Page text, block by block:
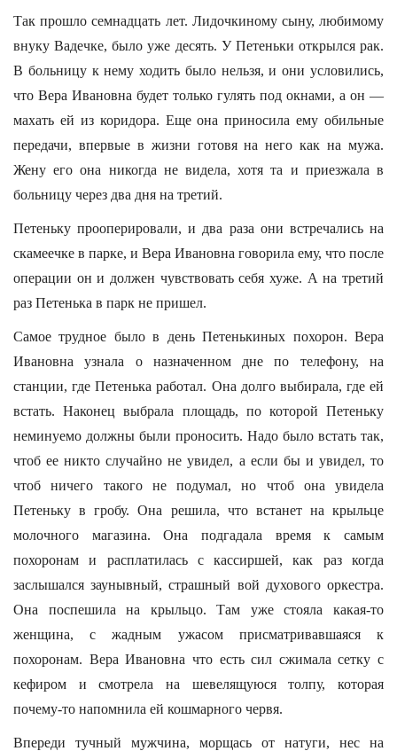
Так прошло семнадцать лет. Лидочкиному сыну, любимому
внуку Вадечке, было уже десять. У Петеньки открылся рак.
В больницу к нему ходить было нельзя, и они условились,
что Вера Ивановна будет только гулять под окнами, а он —
махать ей из коридора. Еще она приносила ему обильные
передачи, впервые в жизни готовя на него как на мужа.
Жену его она никогда не видела, хотя та и приезжала в
больницу через два дня на третий.
Петеньку прооперировали, и два раза они встречались на
скамеечке в парке, и Вера Ивановна говорила ему, что после
операции он и должен чувствовать себя хуже. А на третий
раз Петенька в парк не пришел.
Самое трудное было в день Петенькиных похорон. Вера
Ивановна узнала о назначенном дне по телефону, на
станции, где Петенька работал. Она долго выбирала, где ей
встать. Наконец выбрала площадь, по которой Петеньку
неминуемо должны были проносить. Надо было встать так,
чтоб ее никто случайно не увидел, а если бы и увидел, то
чтоб ничего такого не подумал, но чтоб она увидела
Петеньку в гробу. Она решила, что встанет на крыльце
молочного магазина. Она подгадала время к самым
похоронам и расплатилась с кассиршей, как раз когда
заслышался заунывный, страшный вой духового оркестра.
Она поспешила на крыльцо. Там уже стояла какая-то
женщина, с жадным ужасом присматривавшаяся к
похоронам. Вера Ивановна что есть сил сжимала сетку с
кефиром и смотрела на шевелящуюся толпу, которая
почему-то напомнила ей кошмарного червя.
Впереди тучный мужчина, морщась от натуги, нес на